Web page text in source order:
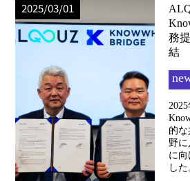
2025/03/01
務
結
的
野に
に向
した